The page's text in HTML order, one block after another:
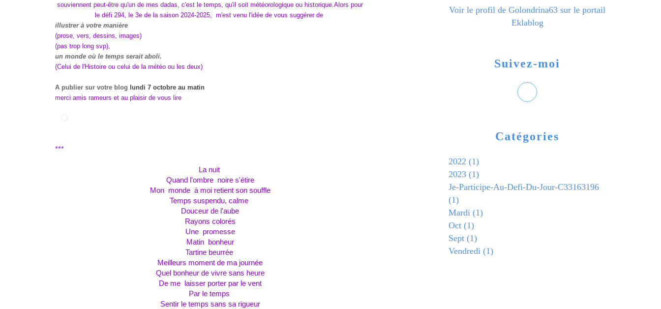
souviennent peut-être qu'un de mes dadas, c'est le temps, qu'il soit météorologique ou historique.Alors pour
le défi 294, le 3e de la saison 2024-2025, m'est venu l'idée de vous suggérer de
illustrer à votre manière
(prose, vers, dessins, images)
(pas trop long svp),
un monde où le temps serait aboli.
(Celui de l'Histoire ou celui de la météo ou les deux)
A publier sur votre blog lundi 7 octobre au matin
merci amis rameurs et au plaisir de vous lire
***
La nuit
Quand l'ombre noire s'étire
Mon monde à moi retient son souffle
Temps suspendu, calme
Douceur de l'aube
Rayons colorés
Une promesse
Matin bonheur
Tartine beurrée
Meilleurs moment de ma journée
Quel bonheur de vivre sans heure
De me laisser porter par le vent
Par le temps
Sentir le temps sans sa rigueur
Catégories
2022 (1)
2023 (1)
Je-Participe-Au-Defi-Du-Jour-C33163196
(1)
Mardi (1)
Oct (1)
Sept (1)
Vendredi (1)
Suivez-moi
Voir le profil de Golondrina63 sur le portail
Eklablog